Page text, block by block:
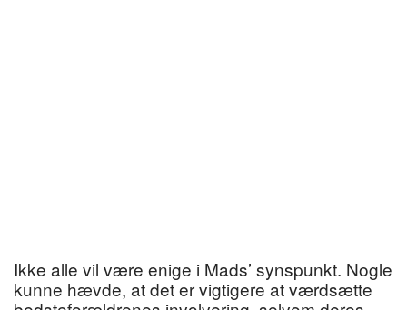
Ikke alle vil være enige i Mads’ synspunkt. Nogle
kunne hævde, at det er vigtigere at værdsætte